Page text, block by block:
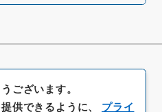
ございます。
供できるように、 プライ